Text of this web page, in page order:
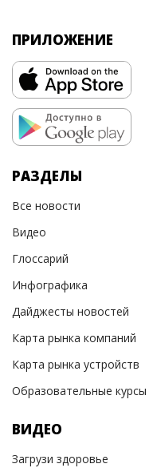
ПРИЛОЖЕНИЕ
РАЗДЕЛЫ
Все новости
Видео
Глоссарий
Инфографика
Дайджесты новостей
Карта рынка компаний
Карта рынка устройств
Образовательные курсы
ВИДЕО
Загрузи здоровье